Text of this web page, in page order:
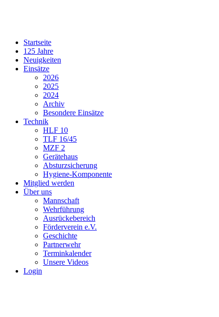
Startseite
125 Jahre
Neuigkeiten
Einsätze
2026
2025
2024
Archiv
Besondere Einsätze
Technik
HLF 10
TLF 16/45
MZF 2
Gerätehaus
Absturzsicherung
Hygiene-Komponente
Mitglied werden
Über uns
Mannschaft
Wehrführung
Ausrückebereich
Förderverein e.V.
Geschichte
Partnerwehr
Terminkalender
Unsere Videos
Login